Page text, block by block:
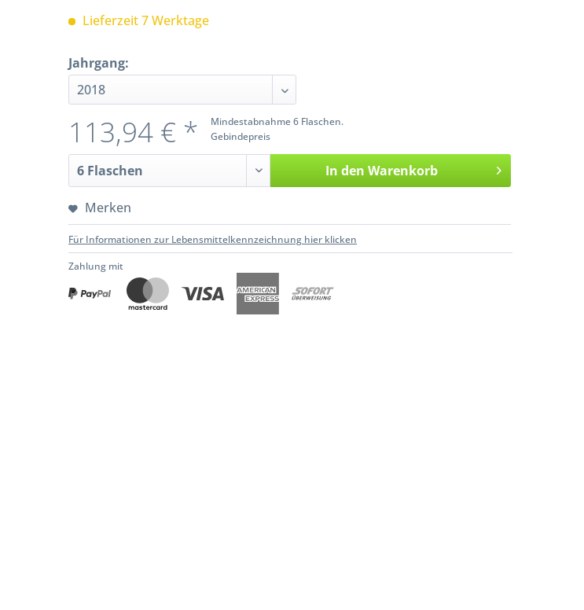
Lieferzeit 7 Werktage
Jahrgang:
Mindestabnahme 6 Flaschen.
Gebindepreis
113,94 € *
In den Warenkorb
Merken
Für Informationen zur Lebensmittelkennzeichnung hier klicken
Zahlung mit